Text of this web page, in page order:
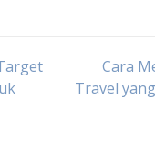
Cara
Travel